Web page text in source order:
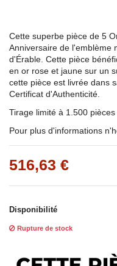
Cette superbe pièce de 5
Anniversaire de l'emblème
d'Érable. Cette pièce
en or rose et jaune sur un
cette pièce est livrée dans
Certificat d'Authenticité.
Tirage limité à 1.500
Pour plus d'informations
516,63 €
Disponibilité
Rupture de stock